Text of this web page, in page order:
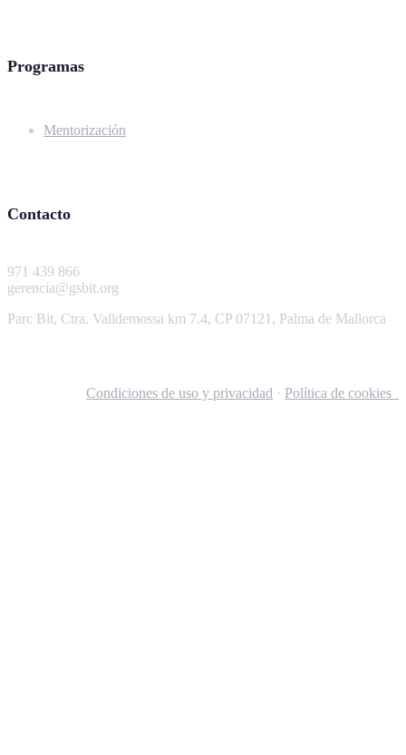
Programas
Mentorización
Contacto
971 439 866
gerencia@gsbit.org
Parc Bit, Ctra. Valldemossa km 7.4, CP 07121, Palma de Mallorca
Condiciones de uso y privacidad · Política de cookies